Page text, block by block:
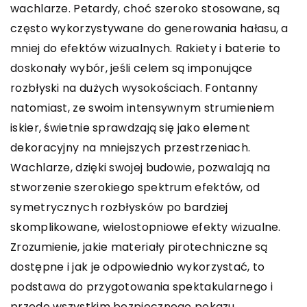
wachlarze. Petardy, choć szeroko stosowane, są
często wykorzystywane do generowania hałasu, a
mniej do efektów wizualnych. Rakiety i baterie to
doskonały wybór, jeśli celem są imponujące
rozbłyski na dużych wysokościach. Fontanny
natomiast, ze swoim intensywnym strumieniem
iskier, świetnie sprawdzają się jako element
dekoracyjny na mniejszych przestrzeniach.
Wachlarze, dzięki swojej budowie, pozwalają na
stworzenie szerokiego spektrum efektów, od
symetrycznych rozbłysków po bardziej
skomplikowane, wielostopniowe efekty wizualne.
Zrozumienie, jakie materiały pirotechniczne są
dostępne i jak je odpowiednio wykorzystać, to
podstawa do przygotowania spektakularnego i